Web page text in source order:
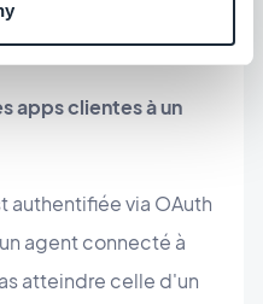
toutes les apps du
à elle-même.
apps clientes à un
authentifiée via OAuth
agent connecté à
atteindre celle d'un